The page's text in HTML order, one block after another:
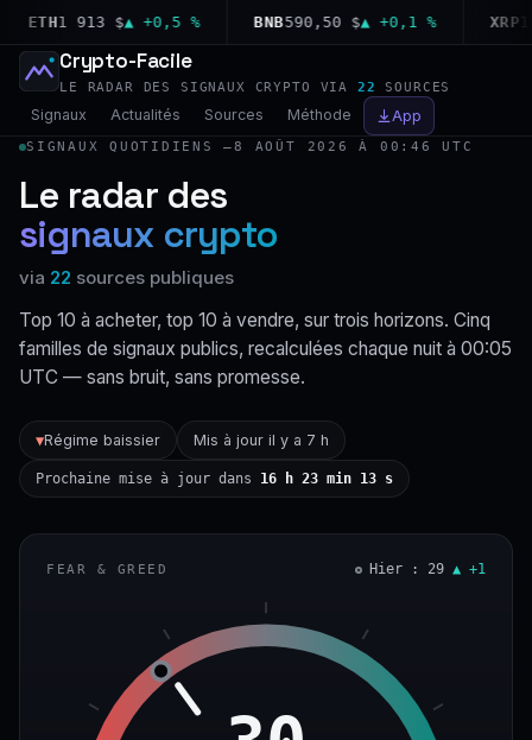
ETH1 913 $▲ +0,5 % BNB590,50 $▲ +0,1 % XRP
Crypto-Facile
LE RADAR DES SIGNAUX CRYPTO VIA 22 SOURCES
Signaux Actualités Sources Méthode App
SIGNAUX QUOTIDIENS —8 AOÛT 2026 À 00:46 UTC
Le radar des
signaux crypto
via 22 sources publiques
Top 10 à acheter, top 10 à vendre, sur trois horizons. Cinq
familles de signaux publics, recalculées chaque nuit à 00:05
UTC — sans bruit, sans promesse.
▼Régime baissier Mis à jour il y a 7 h
Prochaine mise à jour dans 16 h 23 min 12 s
FEAR & GREED Hier : 29 ▲ +1